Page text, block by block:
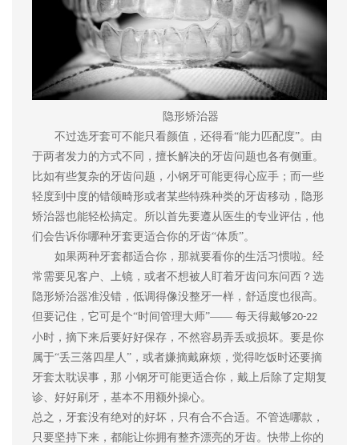
隐形矫治器
不过选牙套可不能只看颜值 ，还得看“能力匹配度”。由
于两者发力的方式不同，擅长解决的牙齿问题也各有侧重。
比如有些复杂的牙齿问题，小钢牙可能更得心应手；而一些
轻度到中度的错颌畸形或者某些特殊种类的牙齿移动 ，隐形
矫治器也能轻松搞定。所以首先要遵从 医生的专业评估，他
们会告诉你哪种牙套更适合你的牙齿“体质”。
如果两种牙套都适合你，那就要看你的生活习惯啦。经
常需要见客户、上镜，或者不想被人盯着牙齿问东问西？选
隐形矫治器准没错，低调得像没整牙一样 ， 舒适度也很高。
但要记住，它可是个“时间管理大师”—— 每天得戴够20-22
小时，摘下来后要好好保存，不然容易弄丢或损坏。要是你
属于“丢三落四星人”，或者嫌摘戴麻烦，觉得吃饭时还要摘
牙套太耽误事，那 小钢牙可能更适合你，戴上后除了定期复
诊、 好好刷牙 ，基本不用额外操心。
总之，牙套没有绝对的好坏，只有合不合适。不管选哪款，
只要坚持下来，都能让你拥有整齐漂亮的牙齿。快带上你的